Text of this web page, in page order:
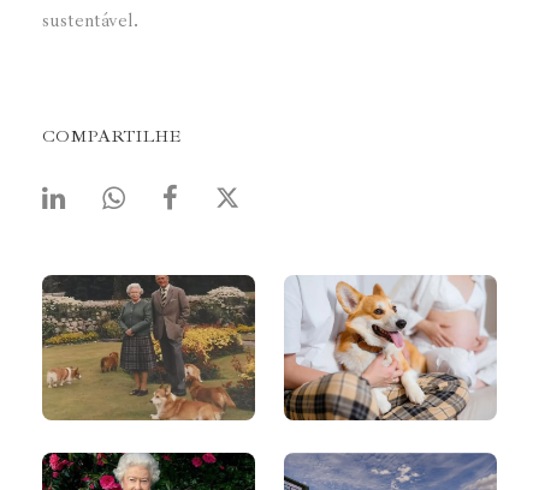
sustentável.
COMPARTILHE